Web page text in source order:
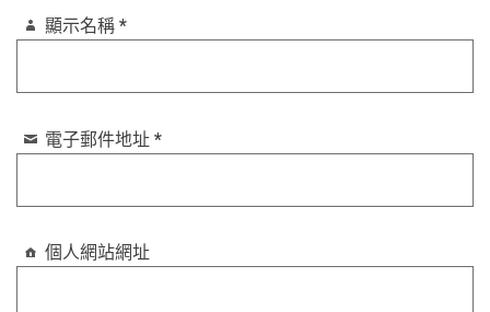
顯示名稱 *
電子郵件地址 *
個人網站網址